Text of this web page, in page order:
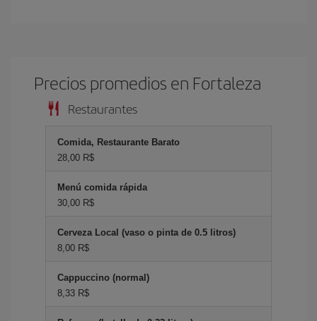
Precios promedios en Fortaleza
Restaurantes
Comida, Restaurante Barato
28,00 R$
Menú comida rápida
30,00 R$
Cerveza Local (vaso o pinta de 0.5 litros)
8,00 R$
Cappuccino (normal)
8,33 R$